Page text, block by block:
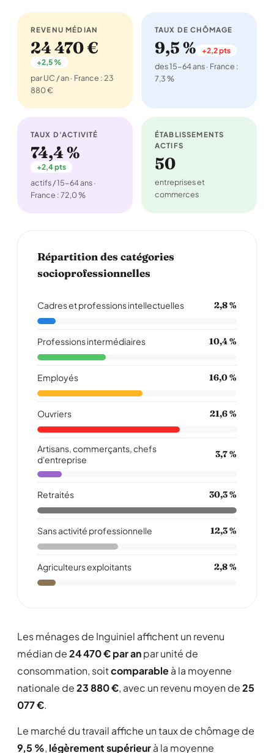
REVENU MÉDIAN
24 470 €
+2,5 %
par UC / an · France : 23
880 €
TAUX DE CHÔMAGE
9,5 % +2,2 pts
des 15-64 ans · France :
7,3 %
TAUX D'ACTIVITÉ
74,4 %
+2,4 pts
actifs / 15-64 ans ·
France : 72,0 %
ÉTABLISSEMENTS
ACTIFS
50
entreprises et
commerces
Répartition des catégories
socioprofessionnelles
Cadres et professions intellectuelles 2,8 %
Professions intermédiaires 10,4 %
Employés 16,0 %
Ouvriers 21,6 %
Artisans, commerçants, chefs
d'entreprise
3,7 %
Retraités 30,3 %
Sans activité professionnelle 12,3 %
Agriculteurs exploitants 2,8 %
Les ménages de Inguiniel affichent un revenu
médian de24 470 € par anpar unité de
consommation, soitcomparableà la moyenne
nationale de23 880 €, avec un revenu moyen de25
077 €.
Le marché du travail affiche un taux de chômage de
9,5 %, légèrement supérieurà la moyenne